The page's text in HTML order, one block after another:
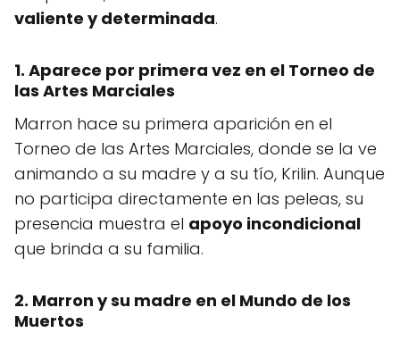
valiente y determinada.
1. Aparece por primera vez en el Torneo de
las Artes Marciales
Marron hace su primera aparición en el
Torneo de las Artes Marciales, donde se la ve
animando a su madre y a su tío, Krilin. Aunque
no participa directamente en las peleas, su
presencia muestra el apoyo incondicional
que brinda a su familia.
2. Marron y su madre en el Mundo de los
Muertos